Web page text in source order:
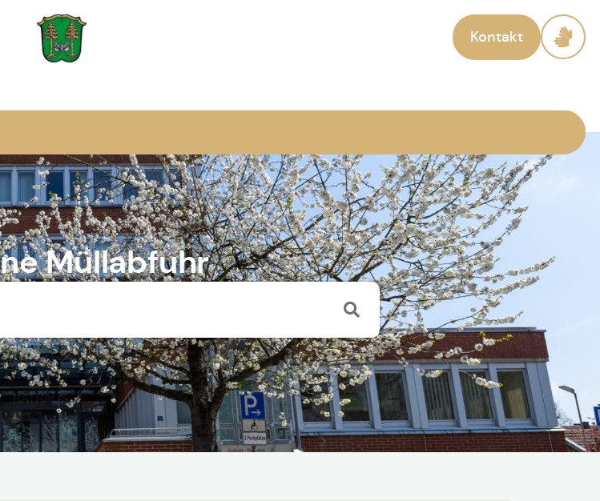
Kontakt
Müllabfuhr